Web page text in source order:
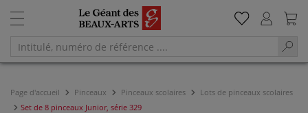
Page d'accueil Pinceaux Pinceaux scolaires
Lots de pinceaux scolaires
Set de 8 pinceaux Junior, série 329